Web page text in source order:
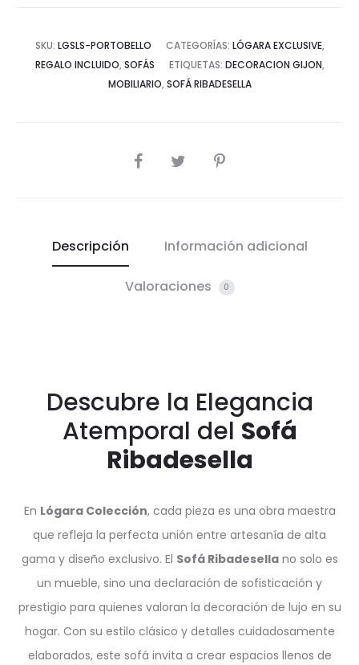
SKU: LGSLS-PORTOBELLO CATEGORÍAS: LÓGARA EXCLUSIVE,
REGALO INCLUIDO, SOFÁS ETIQUETAS: DECORACION GIJON,
MOBILIARIO, SOFÁ RIBADESELLA
COMPARTIR
Descripción Información adicional
Valoraciones 0
Descubre la Elegancia
Atemporal del Sofá
Ribadesella
En Lógara Colección, cada pieza es una obra maestra
que refleja la perfecta unión entre artesanía de alta
gama y diseño exclusivo. El Sofá Ribadesellano solo es
un mueble, sino una declaración de sofisticación y
prestigio para quienes valoran la decoración de lujo en su
hogar. Con su estilo clásico y detalles cuidadosamente
elaborados, este sofá invita a crear espacios llenos de